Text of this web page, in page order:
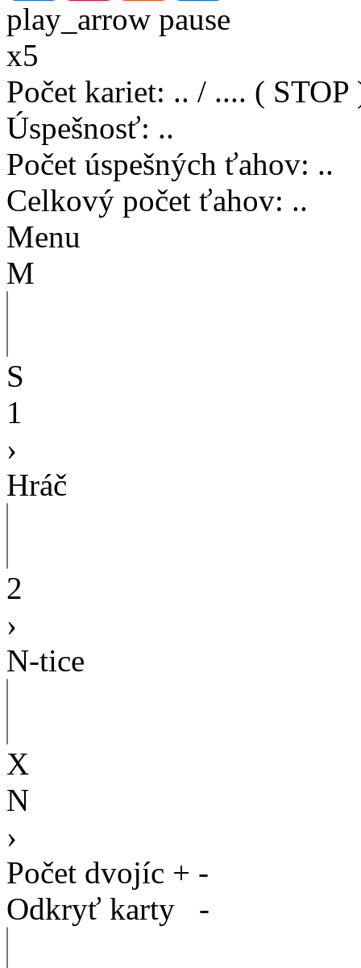
play_arrow pause
x5
Počet kariet: .. / .... ( STOP
Úspešnosť: ..
Počet úspešných ťahov: ..
Celkový počet ťahov: ..
Menu
M
S
1
›
Hráč
2
›
N-tice
X
N
›
Počet dvojíc + -
Odkryť karty
-